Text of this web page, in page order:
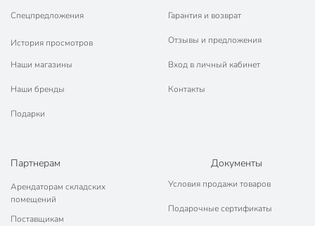
Спецпредложения
История просмотров
Наши магазины
Наши бренды
Подарки
Гарантия и возврат
Отзывы и предложения
Вход в личный кабинет
Контакты
Партнерам
Арендаторам складских
помещений
Поставщикам
Документы
Условия продажи товаров
Подарочные сертификаты